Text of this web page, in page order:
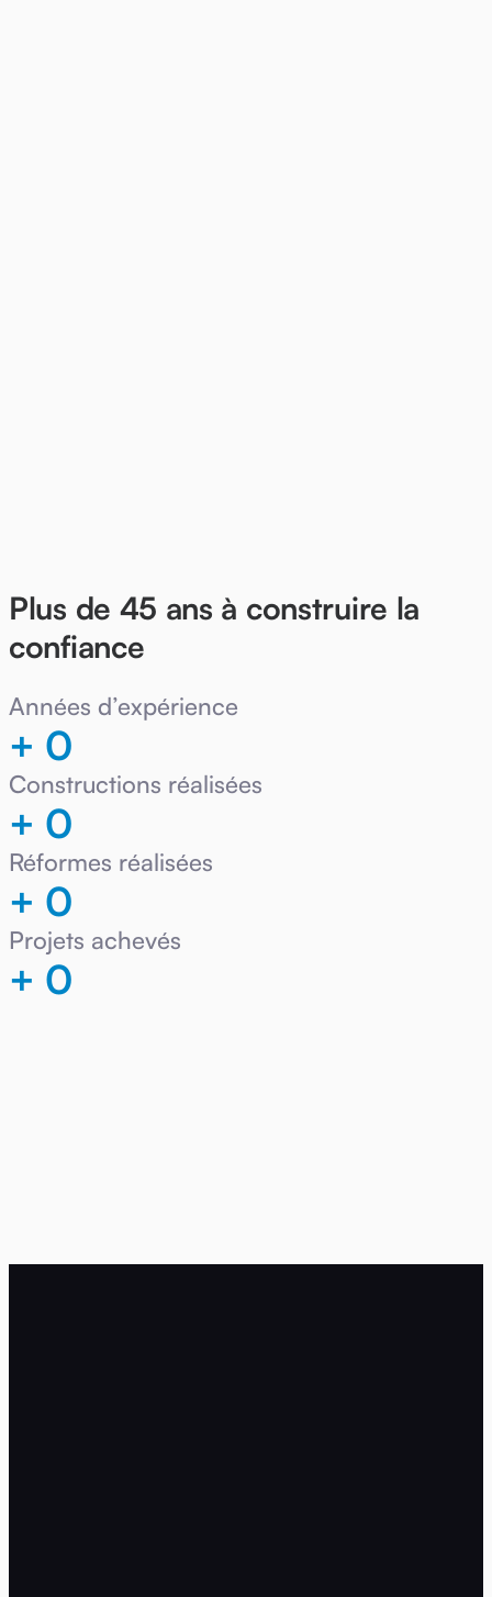
Plus de 45 ans à construire la
confiance
Années d’expérience
+ 0
Constructions réalisées
+ 0
Réformes réalisées
+ 0
Projets achevés
+ 0